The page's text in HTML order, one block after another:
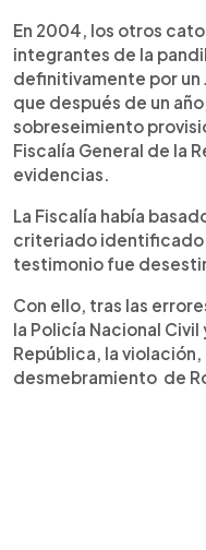
En 2004, los otros
integrantes de la
definitivamente por un
que después de un
sobreseimiento
Fiscalía General de la
evidencias.
La Fiscalía había
criteriado identificado
testimonio fue
Con ello, tras las
la Policía Nacional Civil
República, la
desmebramiento de